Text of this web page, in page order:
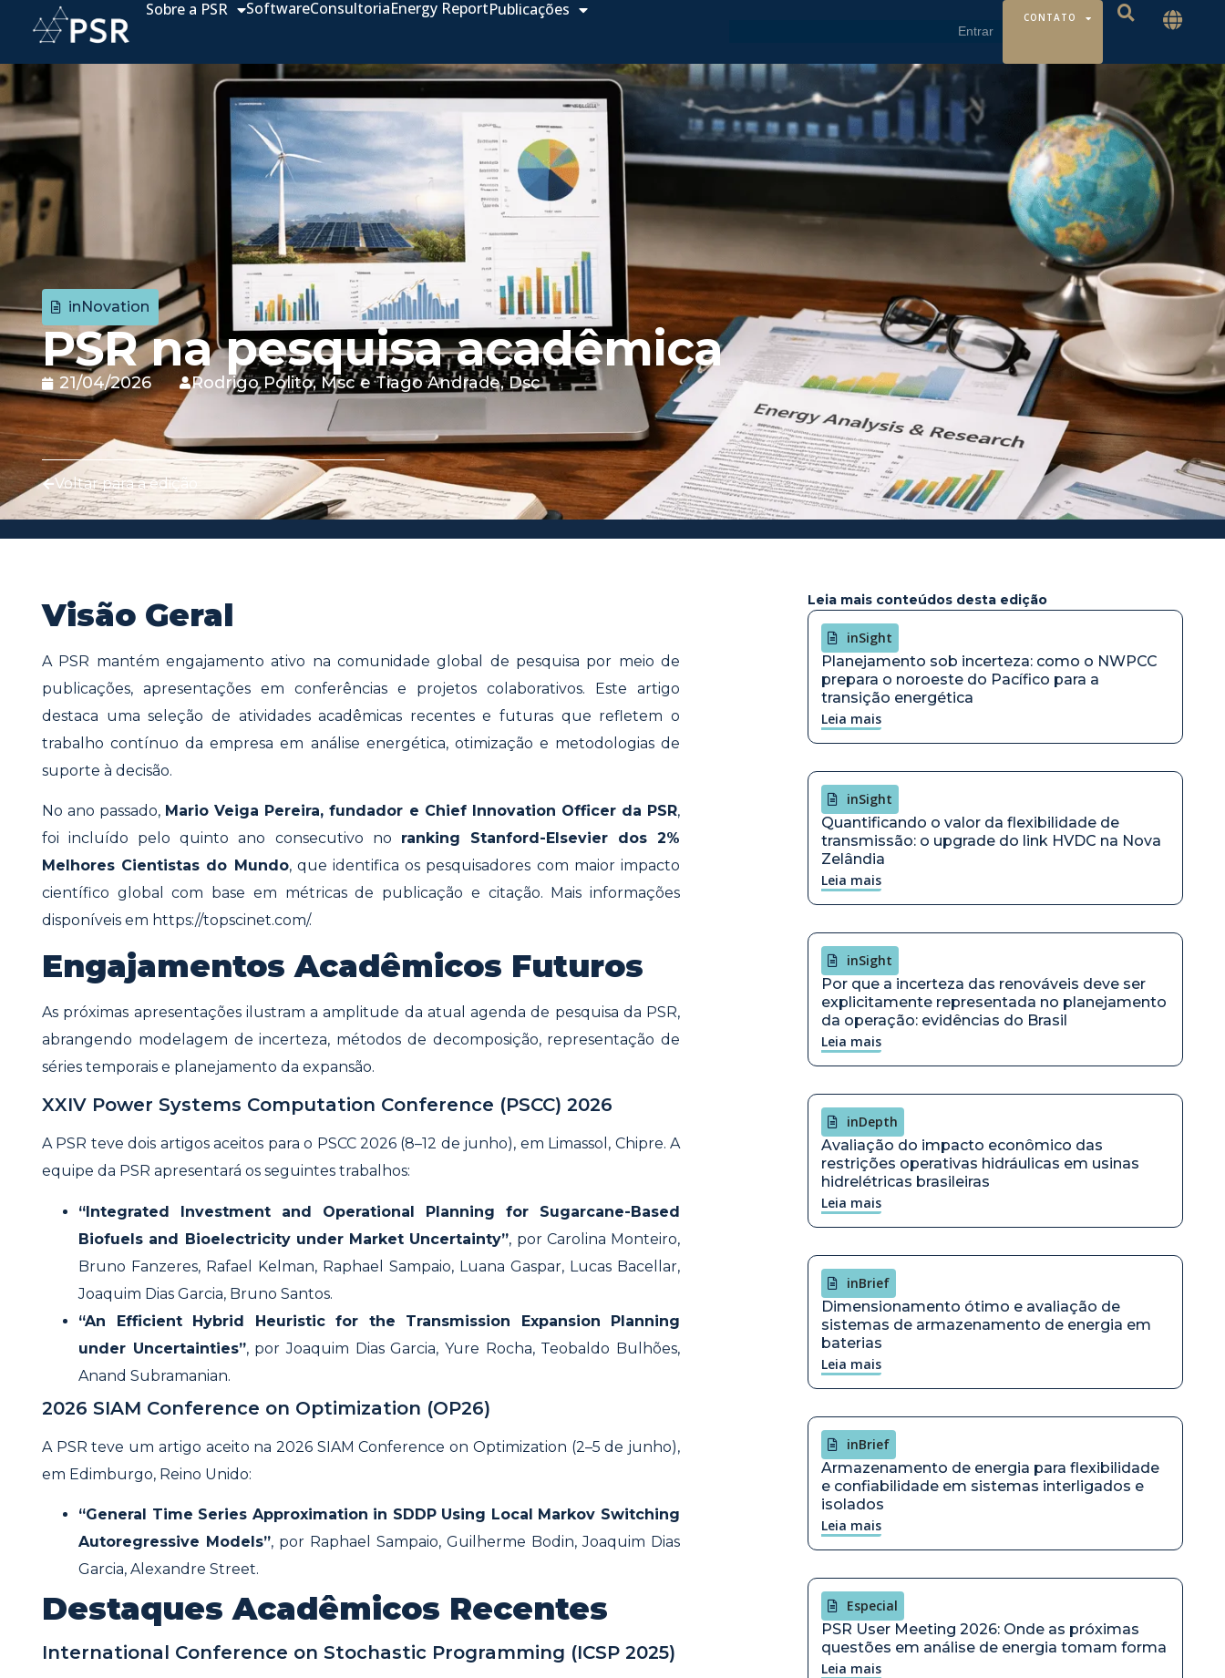
Sobre a PSR SoftwareConsultoriaEnergy ReportPublicações CONTATO
inNovation
PSR na pesquisa acadêmica
21/04/2026 Rodrigo Polito, MsceTiago Andrade, Dsc
Voltar para a edição
Visão Geral
A PSR mantém engajamento ativo na comunidade global de pesquisa por meio de
publicações, apresentações em conferências e projetos colaborativos. Este artigo
destaca uma seleção de atividades acadêmicas recentes e futuras que refletem o
trabalho contínuo da empresa em análise energética, otimização e metodologias de
suporte à decisão.
No ano passado, Mario Veiga Pereira, fundador e Chief Innovation Officer da PSR,
foi incluído pelo quinto ano consecutivo no ranking Stanford-Elsevier dos 2%
Melhores Cientistas do Mundo, que identifica os pesquisadores com maior impacto
científico global com base em métricas de publicação e citação. Mais informações
disponíveis em https://topscinet.com/.
Engajamentos Acadêmicos Futuros
As próximas apresentações ilustram a amplitude da atual agenda de pesquisa da PSR,
abrangendo modelagem de incerteza, métodos de decomposição, representação de
séries temporais e planejamento da expansão.
XXIV Power Systems Computation Conference (PSCC) 2026
A PSR teve dois artigos aceitos para o PSCC 2026 (8–12 de junho), em Limassol, Chipre. A
equipe da PSR apresentará os seguintes trabalhos:
“Integrated Investment and Operational Planning for Sugarcane-Based
Biofuels and Bioelectricity under Market Uncertainty”, por Carolina Monteiro,
Bruno Fanzeres, Rafael Kelman, Raphael Sampaio, Luana Gaspar, Lucas Bacellar,
Joaquim Dias Garcia, Bruno Santos.
“An Efficient Hybrid Heuristic for the Transmission Expansion Planning
under Uncertainties”, por Joaquim Dias Garcia, Yure Rocha, Teobaldo Bulhões,
Anand Subramanian.
2026 SIAM Conference on Optimization (OP26)
A PSR teve um artigo aceito na 2026 SIAM Conference on Optimization (2–5 de junho),
em Edimburgo, Reino Unido:
“General Time Series Approximation in SDDP Using Local Markov Switching
Autoregressive Models”, por Raphael Sampaio, Guilherme Bodin, Joaquim Dias
Garcia, Alexandre Street.
Destaques Acadêmicos Recentes
International Conference on Stochastic Programming (ICSP 2025)
Leia mais conteúdos desta edição
inSight
Planejamento sob incerteza: como o NWPCC
prepara o noroeste do Pacífico para a
transição energética
Leia mais
inSight
Quantificando o valor da flexibilidade de
transmissão: o upgrade do link HVDC na Nova
Zelândia
Leia mais
inSight
Por que a incerteza das renováveis deve ser
explicitamente representada no planejamento
da operação: evidências do Brasil
Leia mais
inDepth
Avaliação do impacto econômico das
restrições operativas hidráulicas em usinas
hidrelétricas brasileiras
Leia mais
inBrief
Dimensionamento ótimo e avaliação de
sistemas de armazenamento de energia em
baterias
Leia mais
inBrief
Armazenamento de energia para flexibilidade
e confiabilidade em sistemas interligados e
isolados
Leia mais
Especial
PSR User Meeting 2026: Onde as próximas
questões em análise de energia tomam forma
Leia mais